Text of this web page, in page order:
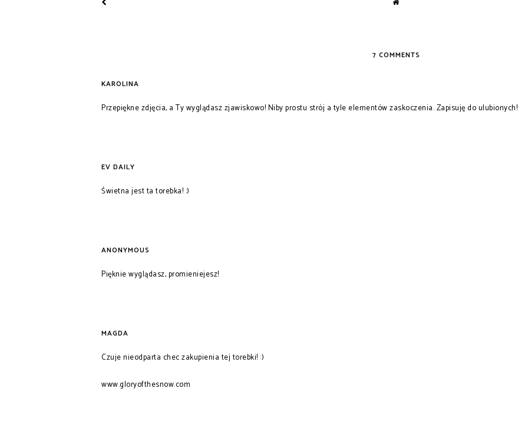
7 COMMENTS
KAROLINA
Przepiękne zdjęcia, a Ty wyglądasz zjawiskowo! Niby prostu strój a tyle elementów zaskoczenia. Zapisuję do ulubionych!
EV DAILY
Świetna jest ta torebka! :)
ANONYMOUS
Pięknie wyglądasz, promieniejesz!
MAGDA
Czuje nieodparta chec zakupienia tej torebki! :)
www.gloryofthesnow.com